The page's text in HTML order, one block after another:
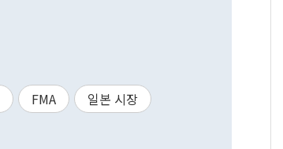
FMA
일본 시장